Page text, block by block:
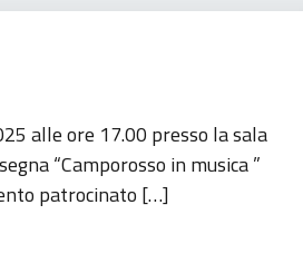
alle ore 17.00 presso la sala
“Camporosso in musica ”
patrocinato […]